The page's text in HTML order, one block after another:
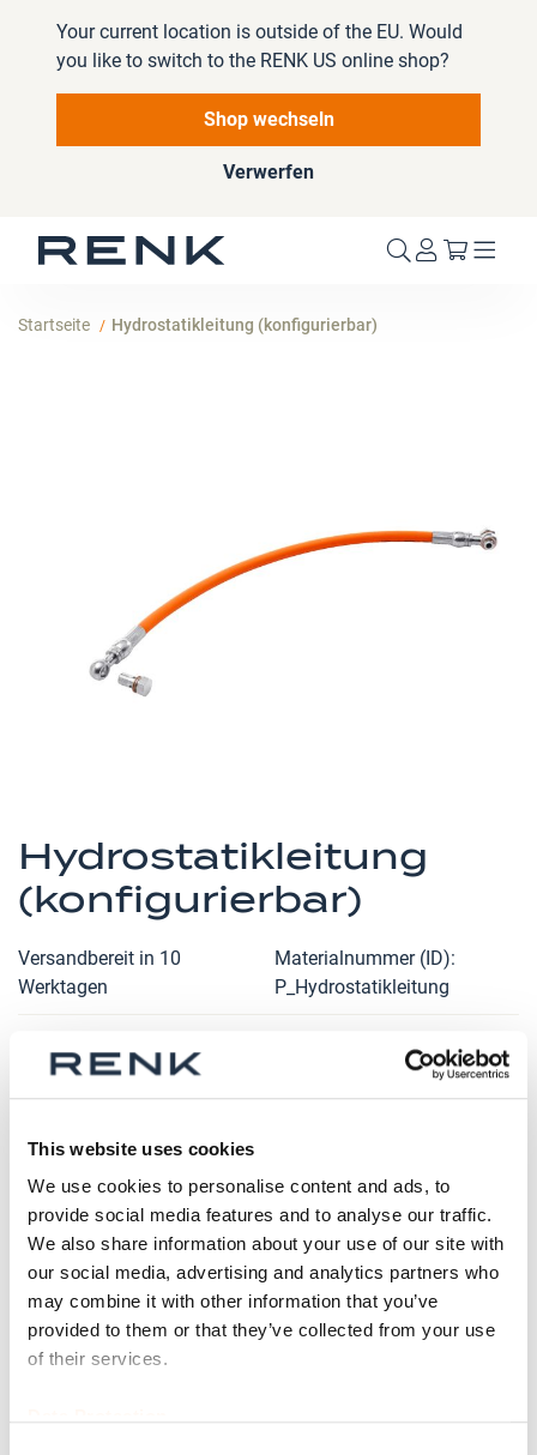
This website uses cookies
We use cookies to personalise content and ads, to
provide social media features and to analyse our traffic.
We also share information about your use of our site with
our social media, advertising and analytics partners who
may combine it with other information that you’ve
provided to them or that they’ve collected from your use
of their services.
Your current location is outside of the EU. Would
you like to switch to the RENK US online shop?
Shop wechseln
Verwerfen
Mein
Startseite Hydrostatikleitung (konfigurierbar)
Hydrostatikleitung
(konfigurierbar)
Versandbereit in 10
Werktagen
Materialnummer (ID)
P_Hydrostatikleitung
Lagertyp
Anzahl
Produkt anfragen
Bitte beachten Sie, dass weitere Informationen, Preise
und die Möglichkeit zum Kauf nur angemeldeten
Benutzern zugänglich sind.
Anfang
der
Bildergalerie